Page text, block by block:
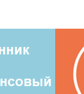
сделали
сервиса.
Имя и